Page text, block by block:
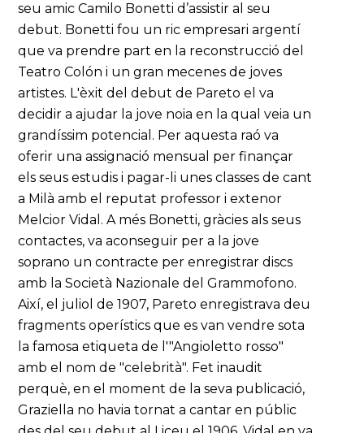
seu amic Camilo Bonetti d’assistir al seu
debut. Bonetti fou un ric empresari argentí
que va prendre part en la reconstrucció del
Teatro Colón i un gran mecenes de joves
artistes. L'èxit del debut de Pareto el va
decidir a ajudar la jove noia en la qual veia un
grandíssim potencial. Per aquesta raó va
oferir una assignació mensual per finançar
els seus estudis i pagar-li unes classes de cant
a Milà amb el reputat professor i extenor
Melcior Vidal. A més Bonetti, gràcies als seus
contactes, va aconseguir per a la jove
soprano un contracte per enregistrar discs
amb la Società Nazionale del Grammofono.
Així, el juliol de 1907, Pareto enregistrava deu
fragments operístics que es van vendre sota
la famosa etiqueta de l'"Angioletto rosso"
amb el nom de "celebrità". Fet inaudit
perquè, en el moment de la seva publicació,
Graziella no havia tornat a cantar en públic